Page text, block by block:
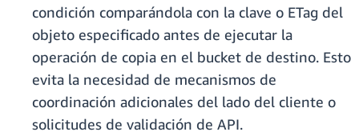
condición comparándola con la clave o ETag del
objeto especificado antes de ejecutar la
operación de copia en el bucket de destino. Esto
evita la necesidad de mecanismos de
coordinación adicionales del lado del cliente o
solicitudes de validación de API.